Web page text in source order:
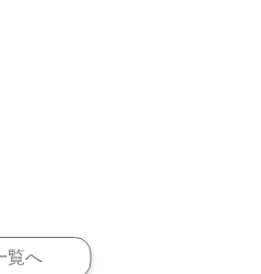
覧へ